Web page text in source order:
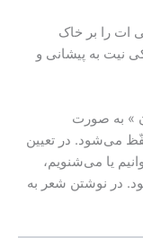
خاک
و
در تعیین
شعر به